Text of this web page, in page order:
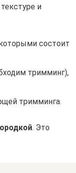
и
состоит
тримминг),
тримминга.
. Это